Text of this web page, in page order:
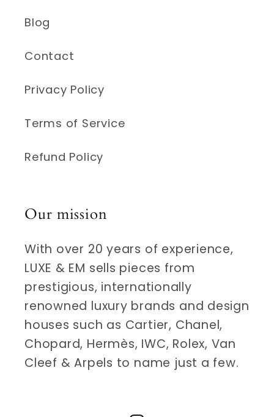
Blog
Contact
Privacy Policy
Terms of Service
Refund Policy
Our mission
With over 20 years of experience,
LUXE & EM sells pieces from
prestigious, internationally
renowned luxury brands and design
houses such as Cartier, Chanel,
Chopard, Hermès, IWC, Rolex, Van
Cleef & Arpels to name just a few.